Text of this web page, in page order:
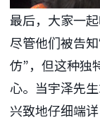
最后，大家一
尽管他们被告
仿”，但这种独
心。当宇泽先
兴致地仔细端